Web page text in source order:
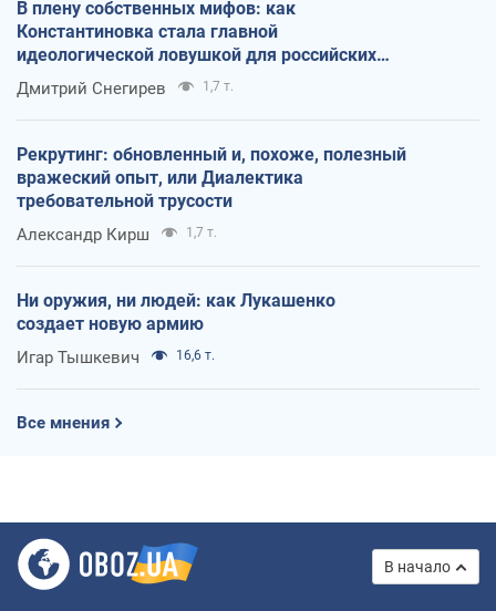
В плену собственных мифов: как
Константиновка стала главной
идеологической ловушкой для российских
оккупантов
Дмитрий Снегирев 1,7 т.
Рекрутинг: обновленный и, похоже, полезный
вражеский опыт, или Диалектика
требовательной трусости
Александр Кирш 1,7 т.
Ни оружия, ни людей: как Лукашенко
создает новую армию
Игар Тышкевич 16,6 т.
Все мнения
В начало